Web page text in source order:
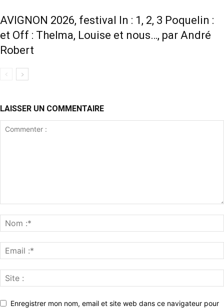
AVIGNON 2026, festival In : 1, 2, 3 Poquelin :
et Off : Thelma, Louise et nous…, par André
Robert
LAISSER UN COMMENTAIRE
Enregistrer mon nom, email et site web dans ce navigateur pour